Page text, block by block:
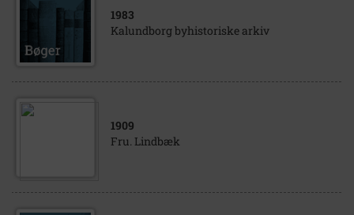
1983
Kalundborg byhistoriske arkiv
1909
Fru. Lindbæk